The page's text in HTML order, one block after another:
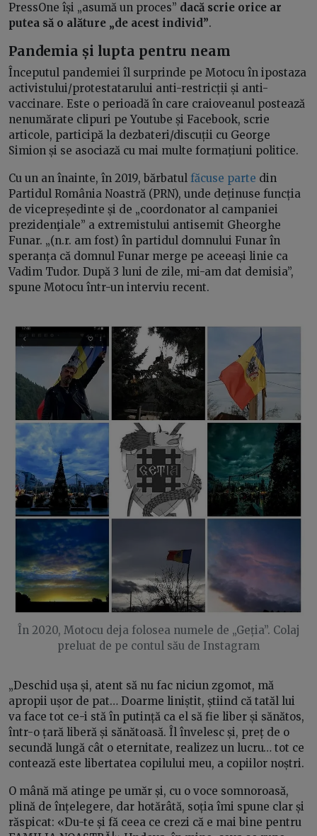
PressOne își „asumă un proces” dacă scrie orice ar
putea să o alăture „de acest individ”.
Pandemia și lupta pentru neam
Începutul pandemiei îl surprinde pe Motocu în ipostaza
activistului/protestatarului anti-restricții și anti-
vaccinare. Este o perioadă în care craioveanul postează
nenumărate clipuri pe Youtube și Facebook, scrie
articole, participă la dezbateri/discuții cu George
Simion și se asociază cu mai multe formațiuni politice.
Cu un an înainte, în 2019, bărbatul făcuse parte din
Partidul România Noastră (PRN), unde deținuse funcția
de vicepreședinte și de „coordonator al campaniei
prezidenţiale” a extremistului antisemit Gheorghe
Funar. „(n.r. am fost) în partidul domnului Funar în
speranța că domnul Funar merge pe aceeași linie ca
Vadim Tudor. După 3 luni de zile, mi-am dat demisia”,
spune Motocu într-un interviu recent.
În 2020, Motocu deja folosea numele de „Geția”. Colaj
preluat de pe contul său de Instagram
„Deschid ușa și, atent să nu fac niciun zgomot, mă
apropii ușor de pat… Doarme liniștit, știind că tatăl lui
va face tot ce-i stă în putință ca el să fie liber și sănătos,
într-o țară liberă și sănătoasă. Îl învelesc și, preț de o
secundă lungă cât o eternitate, realizez un lucru… tot ce
contează este libertatea copilului meu, a copiilor noștri.
O mână mă atinge pe umăr și, cu o voce somnoroasă,
plină de înțelegere, dar hotărâtă, soția îmi spune clar și
răspicat: «Du-te și fă ceea ce crezi că e mai bine pentru